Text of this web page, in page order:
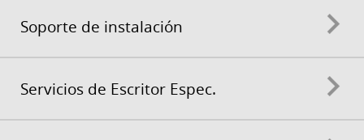
Soporte de instalación
Servicios de Escritor Espec.